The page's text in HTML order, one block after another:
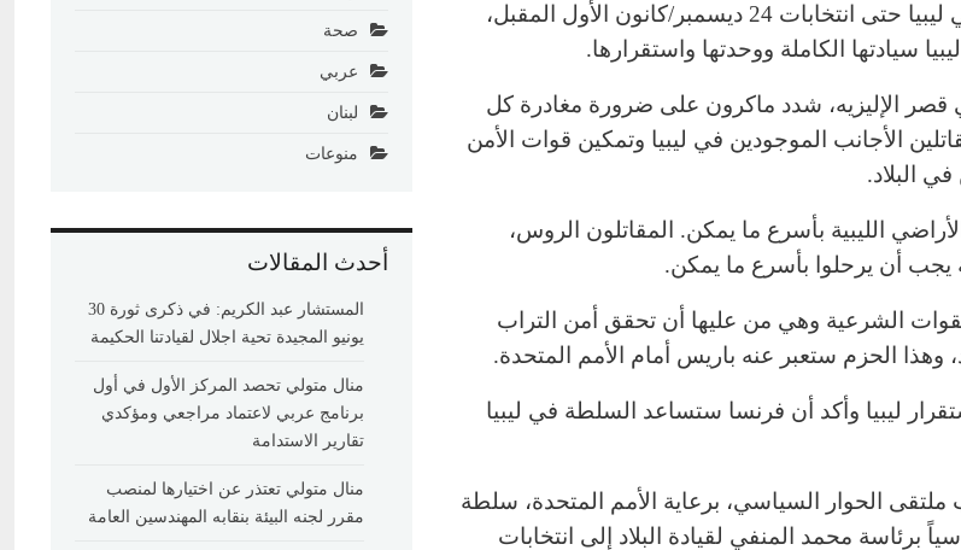
الانتقال السياسي في ليبيا حتى انتخابات 24 ديسمبر/كانون الأول المقبل،
سيادتها الكاملة ووحدتها واستقرارها.
قصر الإليزيه، شدد ماكرون على ضرورة مغادرة كل
الأجانب الموجودين في ليبيا وتمكين قوات الأمن
البلاد.
الليبية بأسرع ما يمكن. المقاتلون الروس،
يجب أن يرحلوا بأسرع ما يمكن.
الشرعية وهي من عليها أن تحقق أمن التراب
وهذا الحزم ستعبر عنه باريس أمام الأمم المتحدة.
ليبيا وأكد أن فرنسا ستساعد السلطة في ليبيا
الحوار السياسي، برعاية الأمم المتحدة، سلطة
برئاسة محمد المنفي لقيادة البلاد إلى انتخابات
صحة
عربي
لبنان
منوعات
أحدث المقالات
المستشار عبد الكريم: في ذكرى ثورة 30
يونيو المجيدة تحية اجلال لقيادتنا الحكيمة
منال متولي تحصد المركز الأول في أول
برنامج عربي لاعتماد مراجعي ومؤكدي
تقارير الاستدامة
منال متولي تعتذر عن اختيارها لمنصب
مقرر لجنه البيئة بنقابه المهندسين العامة